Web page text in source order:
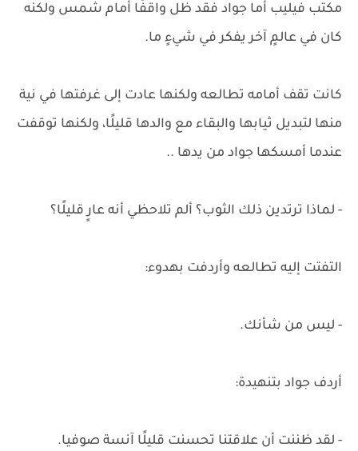
مكتب فيليب أما جواد فقد ظل واقفًا أمام شمس ولكنه
كان في عالمٍ آخر يفكر في شيءٍ ما.
كانت تقف أمامه تطالعه ولكنها عادت إلى غرفتها في نية
منها لتبديل ثيابها والبقاء مع والدها قليلًا، ولكنها توقفت
عندما أمسكها جواد من يدها ..
- لماذا ترتدين ذلك الثوب؟ ألم تلاحظي أنه عارٍ قليلًا؟
التفتت إليه تطالعه وأردفت بهدوء:
- ليس من شأنك.
أردف جواد بتنهيدة:
- لقد ظننت أن علاقتنا تحسنت قليلًا آنسة صوفيا.